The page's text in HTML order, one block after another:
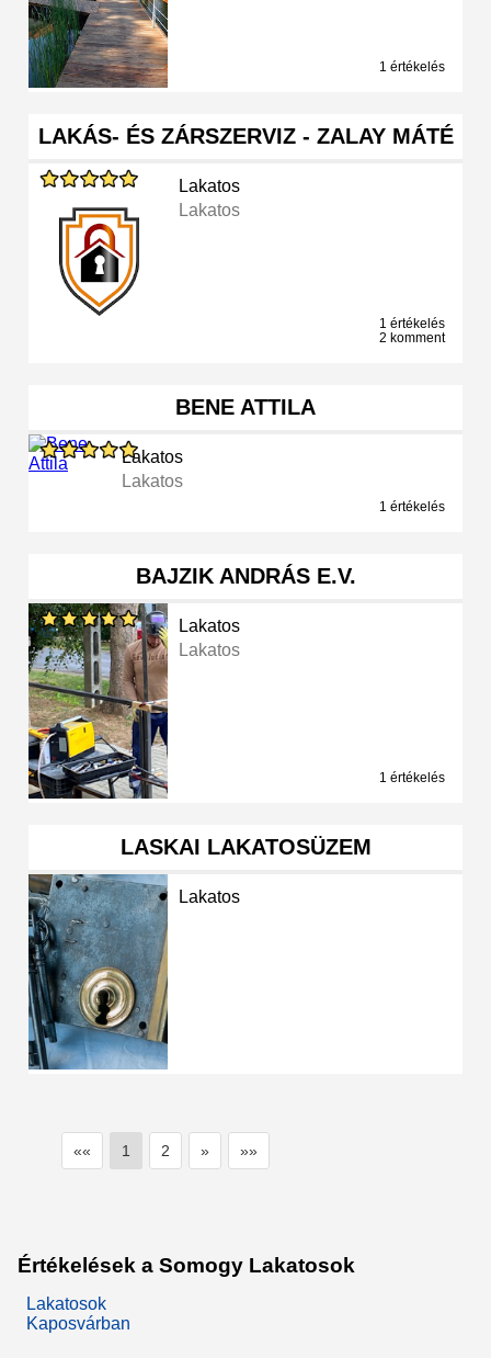
1 értékelés
LAKÁS- ÉS ZÁRSZERVIZ - ZALAY MÁTÉ
Lakatos
Lakatos
1 értékelés
2 komment
BENE ATTILA
Lakatos
Lakatos
1 értékelés
BAJZIK ANDRÁS E.V.
Lakatos
Lakatos
1 értékelés
LASKAI LAKATOSÜZEM
Lakatos
«« 1 2 » »»
Értékelések a Somogy Lakatosok
Lakatosok
Kaposvárban